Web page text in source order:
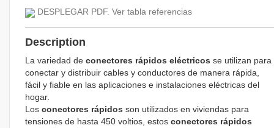
DESPLEGAR PDF. Ver tabla referencias
Description
La variedad de conectores rápidos eléctricos se utilizan para
conectar y distribuir cables y conductores de manera rápida,
fácil y fiable en las aplicaciones e instalaciones eléctricas del
hogar.
Los conectores rápidos son utilizados en viviendas para
tensiones de hasta 450 voltios, estos conectores rápidos